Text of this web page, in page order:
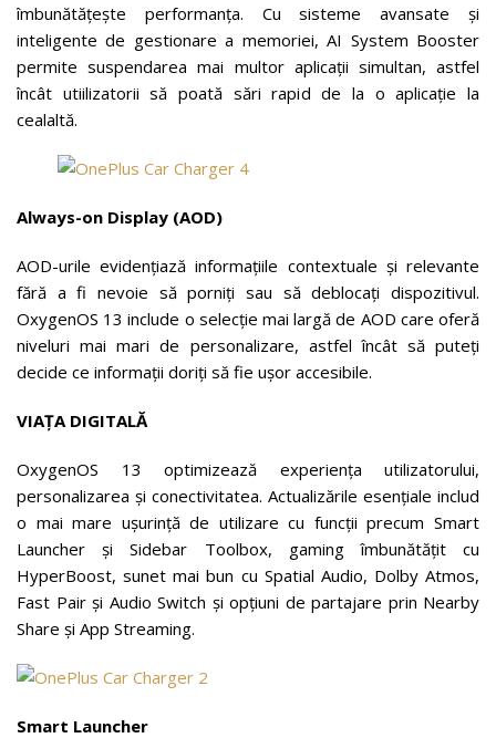
îmbunătățește performanța. Cu sisteme avansate și
inteligente de gestionare a memoriei, AI System Booster
permite suspendarea mai multor aplicații simultan, astfel
încât utiilizatorii să poată sări rapid de la o aplicație la
cealaltă.
Always-on Display (AOD)
AOD-urile evidențiază informațiile contextuale și relevante
fără a fi nevoie să porniți sau să deblocați dispozitivul.
OxygenOS 13 include o selecție mai largă de AOD care oferă
niveluri mai mari de personalizare, astfel încât să puteți
decide ce informații doriți să fie ușor accesibile.
VIAȚA DIGITALĂ
OxygenOS 13 optimizează experiența utilizatorului,
personalizarea și conectivitatea. Actualizările esențiale includ
o mai mare ușurință de utilizare cu funcții precum Smart
Launcher și Sidebar Toolbox, gaming îmbunătățit cu
HyperBoost, sunet mai bun cu Spatial Audio, Dolby Atmos,
Fast Pair și Audio Switch și opțiuni de partajare prin Nearby
Share și App Streaming.
Smart Launcher